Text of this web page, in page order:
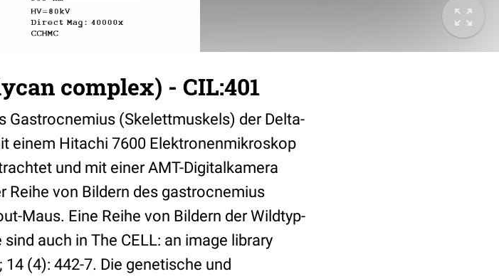
complex) - CIL:401
(Skelettmuskels) der Delta-
einem Hitachi 7600 Elektronenmikroskop
und mit einer AMT-Digitalkamera
Reihe von Bildern des gastrocnemius
Maus. Eine Reihe von Bildern der Wildtyp-
auch in The CELL: an image library
(4): 442-7. Die genetische und